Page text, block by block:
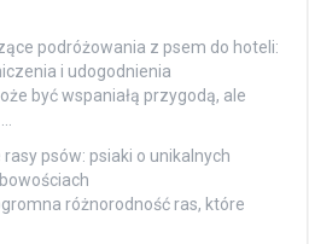
podróżowania z psem do hoteli:
i udogodnienia
być wspaniałą przygodą, ale
psów: psiaki o unikalnych
różnorodność ras, które